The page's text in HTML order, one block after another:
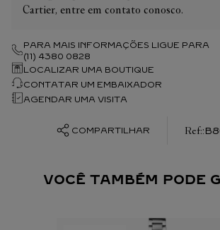
Cartier, entre em contato conosco.
PARA MAIS INFORMAÇÕES LIGUE PARA
(11) 4380 0828
LOCALIZAR UMA BOUTIQUE
CONTATAR UM EMBAIXADOR
AGENDAR UMA VISITA
COMPARTILHAR :
VOCÊ TAMBÉM PODE